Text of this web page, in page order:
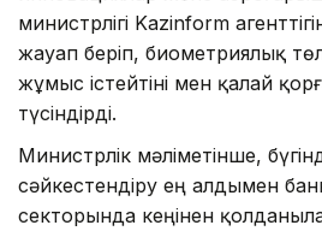
министрлігі Kazinform
жауап беріп, биометриялық
жұмыс істейтіні мен қалай
түсіндірді.
Министрлік мәліметінше,
сәйкестендіру ең алдымен
секторында кеңінен